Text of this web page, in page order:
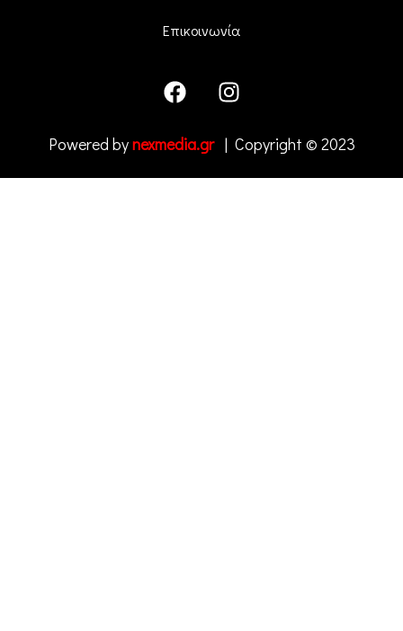
Επικοινωνία
Powered bynexmedia.gr| Copyright © 2023